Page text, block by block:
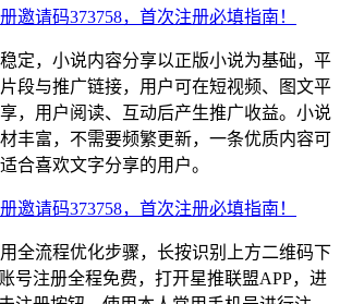
定，小说内容分享以正版小说为基础，平
段与推广链接，用户可在短视频、图文平
，用户阅读、互动后产生推广收益。小说
丰富，不需要频繁更新，一条优质内容可
合喜欢文字分享的用户。
全流程优化步骤，长按识别上方二维码下
号注册全程免费，打开星推联盟APP，进